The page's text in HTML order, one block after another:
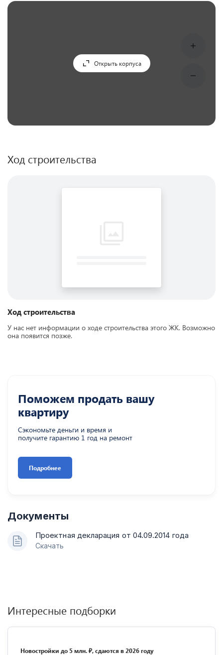
Открыть корпуса
Ход строительства
Ход строительства
У нас нет информации о ходе строительства этого ЖК. Возможно
она появится позже.
Поможем продать вашу
квартиру
Сэкономьте деньги и время и
получите гарантию 1 год на ремонт
Подробнее
Документы
Проектная декларация от 04.09.2014 года
Скачать
Интересные подборки
Новостройки до 5 млн. ₽, сдаются в 2026 году